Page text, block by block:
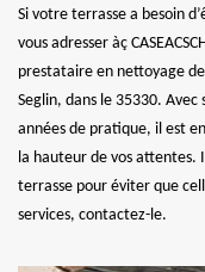
Si votre terrasse a besoin
vous adresser àç
prestataire en nettoyage
Seglin, dans le 35330. Avec
années de pratique, il est
la hauteur de vos attentes.
terrasse pour éviter que
services, contactez-le.